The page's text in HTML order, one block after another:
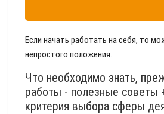
Если начать работать на себя, то
непростого положения.
Что необходимо знать,
работы - полезные советы
критерия выбора сферы